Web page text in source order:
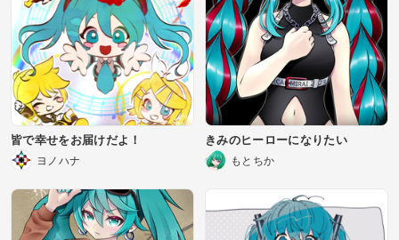
皆で幸せをお届けだよ！
ヨノハナ
きみのヒーローになりたい
もとちか